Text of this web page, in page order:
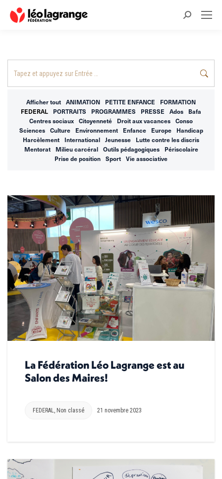
Recherche
Afficher tout ANIMATION PETITE ENFANCE
FORMATION
FEDERAL
PORTRAITS PROGRAMMES PRESSE Ados
Bafa
Centres sociaux
Citoyenneté Droit aux vacances
Conso
Sciences
Culture Environnement Enfance Europe
Handicap
Harcèlement
International Jeunesse
Lutte contre les discris
Mentorat
Milieu carcéral Outils pédagogiques
Périscolaire
Prise de position
Sport Vie associative
La Fédération Léo Lagrange est au
Salon des Maires!
FEDERAL, Non classé 21 novembre 2023